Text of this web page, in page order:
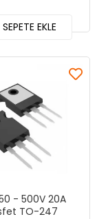
SEPETE EKLE
- 500V 20A
TO-247